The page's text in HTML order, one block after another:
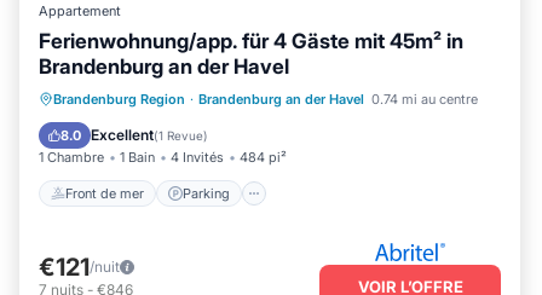
Appartement
Ferienwohnung/app. für 4 Gäste mit 45m² in
Brandenburg an der Havel
Brandenburg Region · Brandenburg an der Havel 0.74 mi au centre
8.0 Excellent(1 Revue)
1 Chambre 1 Bain 4 Invités 484 pi²
Front de mer Parking
Front de mer
Parking
Vue sur l’océan
€121/nuit
7 nuits - €846 VOIR L’OFFRE